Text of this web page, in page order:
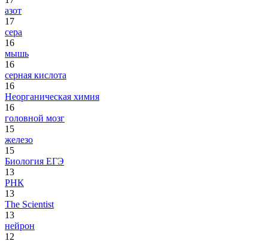
азот
17
сера
16
мышь
16
серная кислота
16
Неорганическая химия
16
головной мозг
15
железо
15
Биология ЕГЭ
13
РНК
13
The Scientist
13
нейрон
12